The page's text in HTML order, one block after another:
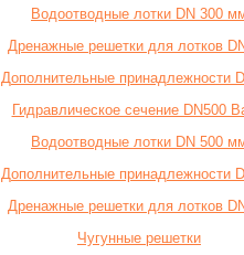
Водоотводные лотки DN 300
Дренажные решетки для лотков
Дополнительные принадлежности
Гидравлическое сечение DN500
Водоотводные лотки DN 500
Дополнительные принадлежности
Дренажные решетки для лотков
Чугунные решетки